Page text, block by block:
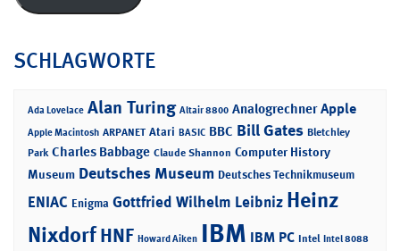
SCHLAGWORTE
Ada Lovelace Alan Turing Altair 8800 Analogrechner Apple
Apple Macintosh ARPANET Atari BASIC BBC Bill Gates Bletchley
Park Charles Babbage Claude Shannon Computer History
Museum Deutsches Museum Deutsches Technikmuseum
ENIAC Enigma Gottfried Wilhelm Leibniz Heinz
NixdorfHNF Howard Aiken IBM IBM PC Intel Intel 8088